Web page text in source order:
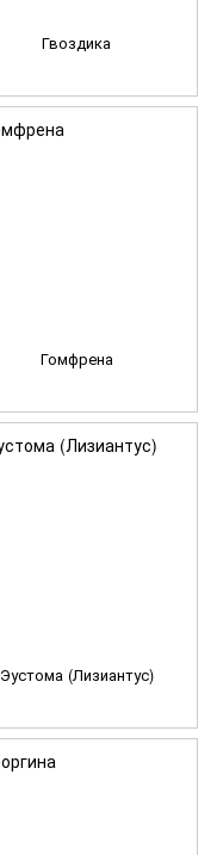
Гвоздика
Гомфрена
Эустома (Лизиантус)